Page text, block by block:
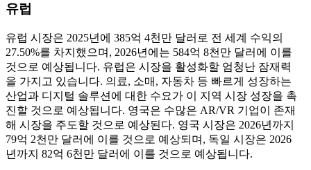
유럽
유럽 ​​시장은 2025년에 385억 4천만 달러로 전 세계 수익의
27.50%를 차지했으며, 2026년에는 584억 8천만 달러에 이를
것으로 예상됩니다. 유럽은 시장을 활성화할 엄청난 잠재력
을 가지고 있습니다. 의료, 소매, 자동차 등 빠르게 성장하는
산업과 디지털 솔루션에 대한 수요가 이 지역 시장 성장을 촉
진할 것으로 예상됩니다. 영국은 수많은 AR/VR 기업이 존재
해 시장을 주도할 것으로 예상된다. 영국 시장은 2026년까지
79억 2천만 달러에 이를 것으로 예상되며, 독일 시장은 2026
년까지 82억 6천만 달러에 이를 것으로 예상됩니다.